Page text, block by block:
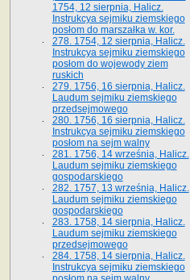
1754, 12 sierpnia, Halicz.
Instrukcya sejmiku ziemskiego
posłom do marszałka w. kor.
278. 1754, 12 sierpnia, Halicz.
Instrukcya sejmiku ziemskiego
posłom do wojewody ziem
ruskich
279. 1756, 16 sierpnia, Halicz.
Laudum sejmiku ziemskiego
przedsejmowego
280. 1756, 16 sierpnia, Halicz.
Instrukcya sejmiku ziemskiego
posłom na sejm walny
281. 1756, 14 września, Halicz.
Laudum sejmiku ziemskiego
gospodarskiego
282. 1757, 13 września, Halicz.
Laudum sejmiku ziemskiego
gospodarskiego
283. 1758, 14 sierpnia, Halicz.
Laudum sejmiku ziemskiego
przedsejmowego
284. 1758, 14 sierpnia, Halicz.
Instrukcya sejmiku ziemskiego